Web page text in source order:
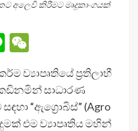
අලෙවි කිරීමට මෘදුකාංගයක්
Line
ව්‍යාපෘතියේ ප්‍රතිලාභී
සාධාරණ
“ඇග්‍රොබිස්” (Agro
එම ව්‍යාපෘතිය මහින්